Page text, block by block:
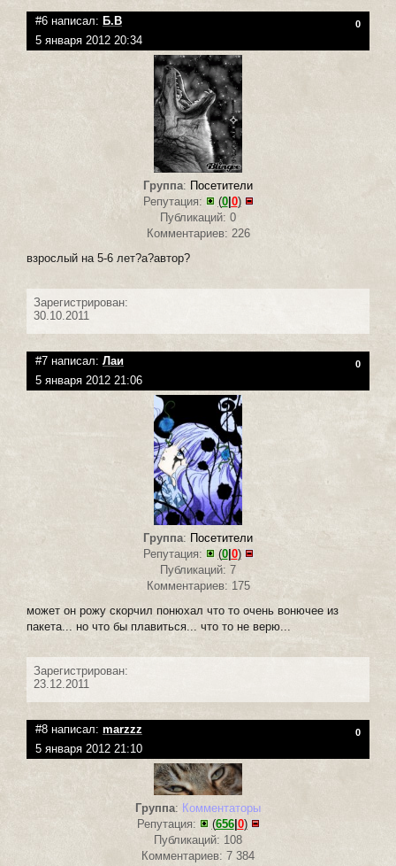
#6 написал: Б.В 0
5 января 2012 20:34
Группа: Посетители
Репутация:
(0| 0)
Публикаций: 0
Комментариев: 226
взрослый на 5-6 лет?а?автор?
Зарегистрирован:
30.10.2011
#7 написал: Лаи 0
5 января 2012 21:06
Группа: Посетители
Репутация:
(0| 0)
Публикаций: 7
Комментариев: 175
может он рожу скорчил понюхал что то очень вонючее из
пакета... но что бы плавиться... что то не верю...
Зарегистрирован:
23.12.2011
#8 написал: marzzz 0
5 января 2012 21:10
Группа: Комментаторы
Репутация:
(656| 0)
Публикаций: 108
Комментариев: 7 384